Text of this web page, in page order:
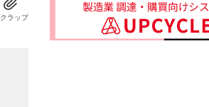
ラップ